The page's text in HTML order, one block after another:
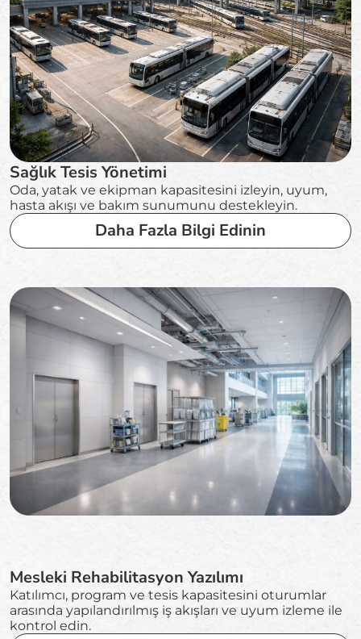
Sağlık Tesis Yönetimi
Oda, yatak ve ekipman kapasitesini izleyin, uyum,
hasta akışı ve bakım sunumunu destekleyin.
Daha Fazla Bilgi Edinin
Mesleki Rehabilitasyon Yazılımı
Katılımcı, program ve tesis kapasitesini oturumlar
arasında yapılandırılmış iş akışları ve uyum izleme ile
kontrol edin.